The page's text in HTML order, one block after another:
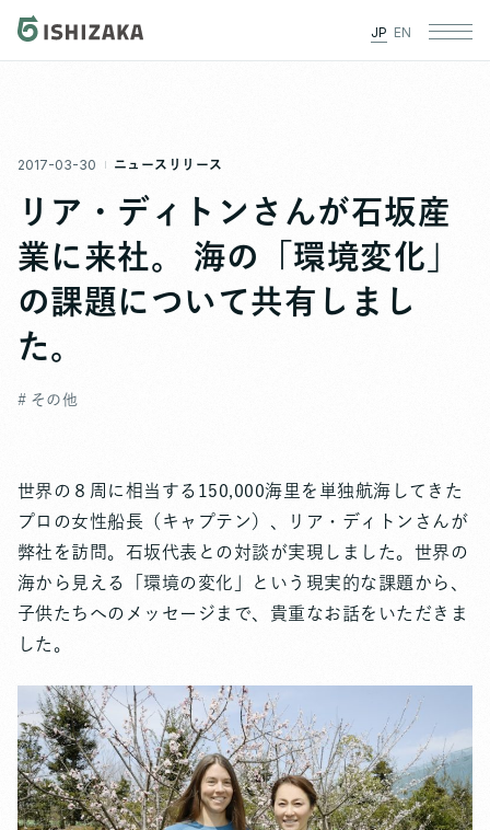
JP EN
2017-03-30 ニュースリリース
リア・ディトンさんが石坂産
業に来社。 海の「環境変化」
の課題について共有しまし
た。
# その他
世界の８周に相当する150,000海里を単独航海してきた
プロの女性船長（キャプテン）、リア・ディトンさんが
弊社を訪問。石坂代表との対談が実現しました。世界の
海から見える「環境の変化」という現実的な課題から、
子供たちへのメッセージまで、貴重なお話をいただきま
した。